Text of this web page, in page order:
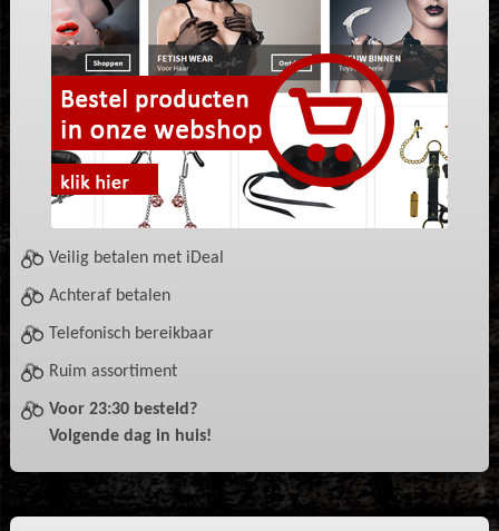
Veilig betalen met iDeal
Achteraf betalen
Telefonisch bereikbaar
Ruim assortiment
Voor 23:30 besteld?
Volgende dag in huis!